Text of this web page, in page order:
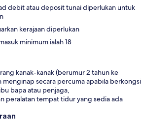
debit atau deposit tunai diperlukan untuk
kerajaan diperlukan
minimum ialah 18
kanak-kanak (berumur 2 tahun ke
menginap secara percuma apabila berkongsi
bapa atau penjaga,
peralatan tempat tidur yang sedia ada